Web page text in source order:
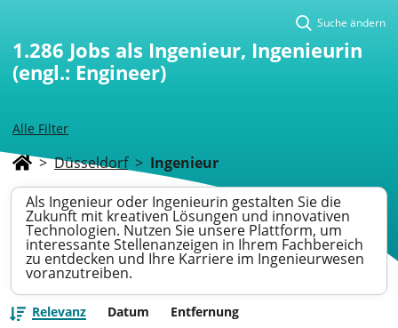
Alle Filter
Suche ändern
1.286 Jobs als Ingenieur, Ingenieurin
(engl.: Engineer)
> Düsseldorf > Ingenieur
Als Ingenieur oder Ingenieurin gestalten Sie die
Zukunft mit kreativen Lösungen und innovativen
Technologien. Nutzen Sie unsere Plattform, um
interessante Stellenanzeigen in Ihrem Fachbereich
zu entdecken und Ihre Karriere im Ingenieurwesen
voranzutreiben.
Relevanz Datum Entfernung